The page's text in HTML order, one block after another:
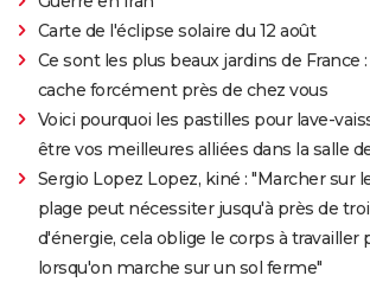
Carte de l'éclipse solaire du 12 août
Ce sont les plus beaux jardins de France
cache forcément près de chez vous
Voici pourquoi les pastilles pour lave-
être vos meilleures alliées dans la salle
Sergio Lopez Lopez, kiné : "Marcher sur
plage peut nécessiter jusqu'à près de
d'énergie, cela oblige le corps à travailler
lorsqu'on marche sur un sol ferme"